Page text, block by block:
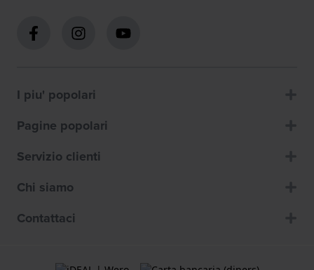
I piu' popolari
Pagine popolari
Servizio clienti
Chi siamo
Contattaci